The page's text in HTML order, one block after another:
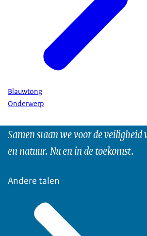
Blauwtong
Onderwerp
Samen staan we voor de veiligheid
en natuur. Nu en in de toekomst.
Andere talen